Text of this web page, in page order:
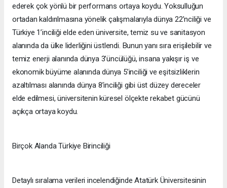
ederek çok yönlü bir performans ortaya koydu. Yoksulluğun
ortadan kaldırılmasına yönelik çalışmalarıyla dünya 22’nciliği ve
Türkiye 1’inciliği elde eden üniversite, temiz su ve sanitasyon
alanında da ülke liderliğini üstlendi. Bunun yanı sıra erişilebilir ve
temiz enerji alanında dünya 3’üncülüğü, insana yakışır iş ve
ekonomik büyüme alanında dünya 5’inciliği ve eşitsizliklerin
azaltılması alanında dünya 8’inciliği gibi üst düzey dereceler
elde edilmesi, üniversitenin küresel ölçekte rekabet gücünü
açıkça ortaya koydu.
Birçok Alanda Türkiye Birinciliği
Detaylı sıralama verileri incelendiğinde Atatürk Üniversitesinin